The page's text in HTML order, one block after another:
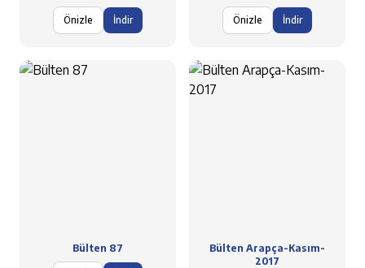
Önizle İndir Önizle İndir
Bülten 87
Bülten Arapça-Kasım-
2017